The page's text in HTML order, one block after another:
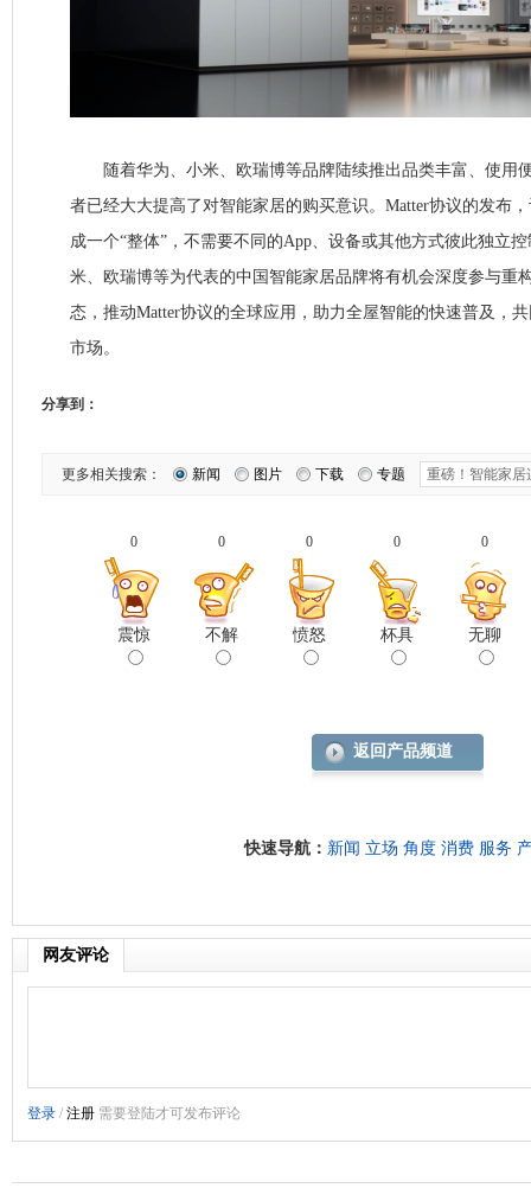
随着华为、小米、欧瑞博等品牌陆续推出品类丰富、使用
者已经大大提高了对智能家居的购买意识。Matter协议的发布
成一个“整体”，不需要不同的App、设备或其他方式彼此独立
米、欧瑞博等为代表的中国智能家居品牌将有机会深度参与重
态，推动Matter协议的全球应用，助力全屋智能的快速普及，
市场。
分享到：
更多相关搜索： 新闻 图片 下载 专题
0
震惊
0
不解
0
愤怒
0
杯具
0
无聊
返回产品频道
快速导航： 新闻 立场 角度 消费 服务
网友评论